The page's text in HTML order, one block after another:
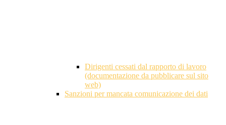
Dirigenti cessati dal rapporto di lavoro
(documentazione da pubblicare sul sito
web)
Sanzioni per mancata comunicazione dei dati